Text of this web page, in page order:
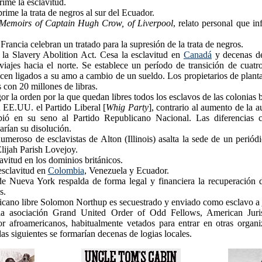
la esclavitud.
la trata de negros al sur del Ecuador.
of Captain Hugh Crow, of Liverpool, relato personal que
celebran un tratado para la supresión de la trata de negros.
la Slavery Abolition Act. Cesa la esclavitud en Canadá y decenas
hacia el norte. Se establece un período de transición de
ligados a su amo a cambio de un sueldo. Los propietarios de
con 20 millones de libras.
la orden por la que quedan libres todos los esclavos de las colonias
EE.UU. el Partido Liberal [Whig Party], contrario al aumento de la
en su seno al Partido Republicano Nacional. Las diferencias
su disolución.
de esclavistas de Alton (Illinois) asalta la sede de un
Parish Lovejoy.
en los dominios británicos.
en Colombia, Venezuela y Ecuador.
Nueva York respalda de forma legal y financiera la recuperación
libre Solomon Northup es secuestrado y enviado como esclavo a
asociación Grand United Order of Odd Fellows, American
afroamericanos, habitualmente vetados para entrar en otras
siguientes se formarían decenas de logias locales.